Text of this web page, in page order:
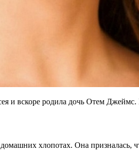
вскоре родила дочь Отем Джеймс.
хлопотах. Она призналась,